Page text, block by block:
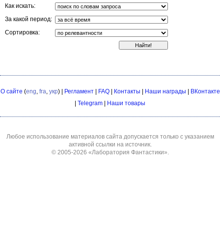
Как искать:
За какой период:
Сортировка:
О сайте (eng, fra, укр) | Регламент| FAQ| Контакты Наши награды
ВКонтакте
Telegram Наши товары
Любое использование материалов сайта допускается только с указанием
активной ссылки на источник.
© 2005-2026 «Лаборатория Фантастики».